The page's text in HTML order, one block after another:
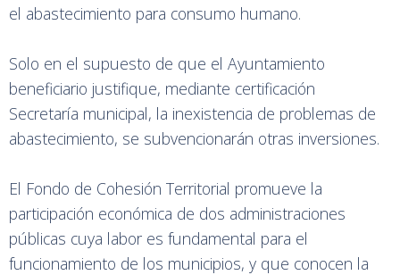
el abastecimiento para consumo humano.
Solo en el supuesto de que el Ayuntamiento
beneficiario justifique, mediante certificación
Secretaría municipal, la inexistencia de problemas de
abastecimiento, se subvencionarán otras inversiones.
El Fondo de Cohesión Territorial promueve la
participación económica de dos administraciones
públicas cuya labor es fundamental para el
funcionamiento de los municipios, y que conocen la